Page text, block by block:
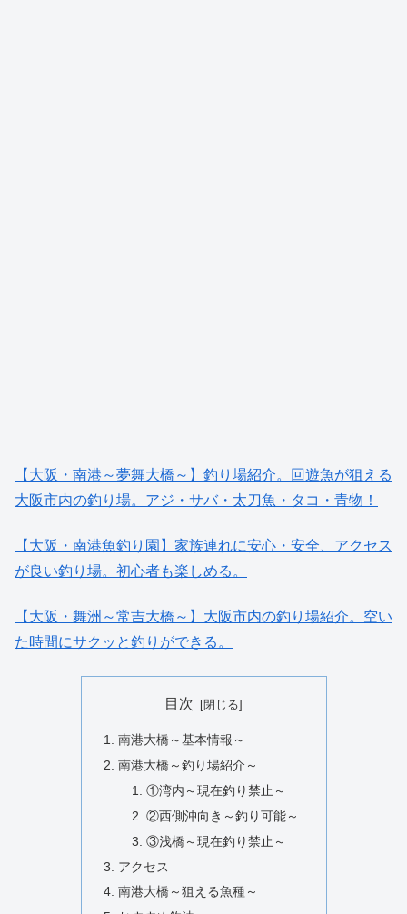
【大阪・南港～夢舞大橋～】釣り場紹介。回遊魚が狙える
大阪市内の釣り場。アジ・サバ・太刀魚・タコ・青物！
【大阪・南港魚釣り園】家族連れに安心・安全、アクセス
が良い釣り場。初心者も楽しめる。
【大阪・舞洲～常吉大橋～】大阪市内の釣り場紹介。空い
た時間にサクッと釣りができる。
目次
南港大橋～基本情報～
南港大橋～釣り場紹介～
①湾内～現在釣り禁止～
②西側沖向き～釣り可能～
③浅橋～現在釣り禁止～
アクセス
南港大橋～狙える魚種～